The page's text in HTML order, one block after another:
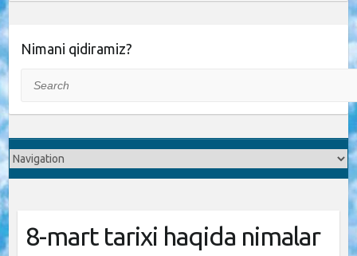
Nimani qidiramiz?
8-mart tarixi haqida nimalar